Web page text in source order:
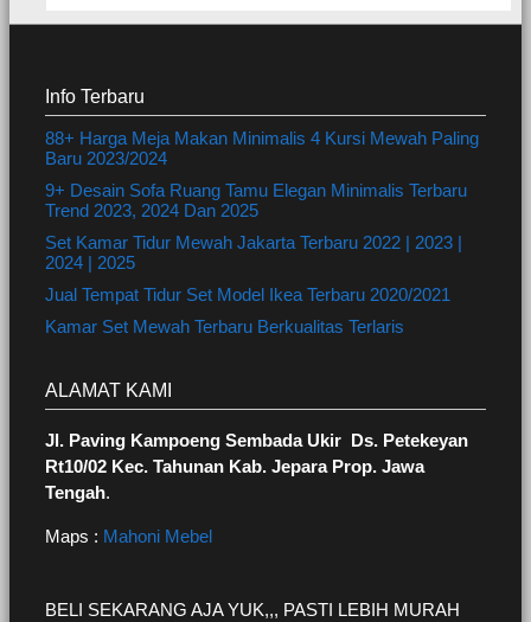
Info Terbaru
88+ Harga Meja Makan Minimalis 4 Kursi Mewah Paling
Baru 2023/2024
9+ Desain Sofa Ruang Tamu Elegan Minimalis Terbaru
Trend 2023, 2024 Dan 2025
Set Kamar Tidur Mewah Jakarta Terbaru 2022 | 2023 |
2024 | 2025
Jual Tempat Tidur Set Model Ikea Terbaru 2020/2021
Kamar Set Mewah Terbaru Berkualitas Terlaris
ALAMAT KAMI
Jl. Paving Kampoeng Sembada Ukir Ds. Petekeyan
Rt10/02 Kec. Tahunan Kab. Jepara Prop. Jawa
Tengah.
Maps : Mahoni Mebel
BELI SEKARANG AJA YUK,,, PASTI LEBIH MURAH